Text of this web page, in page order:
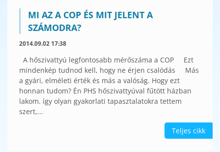
MI AZ A COP ÉS MIT JELENT A
SZÁMODRA?
2014.09.02 17:38
A hőszivattyú legfontosabb mérőszáma a COP Ezt
mindenkép tudnod kell, hogy ne érjen csalódás Más
a gyári, elméleti érték és más a valóság. Hogy ezt
honnan tudom? Én PHS hőszivattyúval fűtött házban
lakom. így olyan gyakorlati tapasztalatokra tettem
szert,...
Teljes cikk